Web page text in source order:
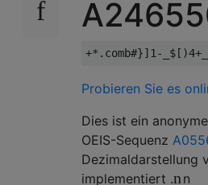
+*. comb#}]1-
Probieren Sie es
Dies ist ein
OEIS-Sequenz
Dezimaldarstellung
implementiert .n n